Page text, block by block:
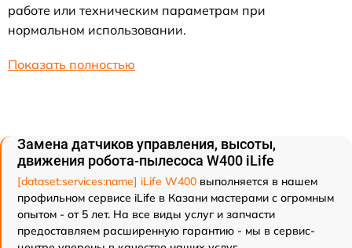
работе или техническим параметрам при
нормальном использовании.
Показать полностью
Замена датчиков управления, высоты,
движения робота-пылесоса W400 iLife
[dataset:services:name] iLife W400 выполняется в нашем
профильном сервисе iLife в Казани мастерами с огромным
опытом - от 5 лет. На все виды услуг и запчасти
предоставляем расширенную гарантию - мы в сервис-